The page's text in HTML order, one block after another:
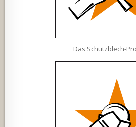
Das Schutzblech-